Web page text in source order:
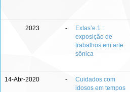
2023 -
Extas’e.1 :
exposição de
trabalhos em arte
sônica
14-Abr-2020 -
Cuidados com
idosos em tempos